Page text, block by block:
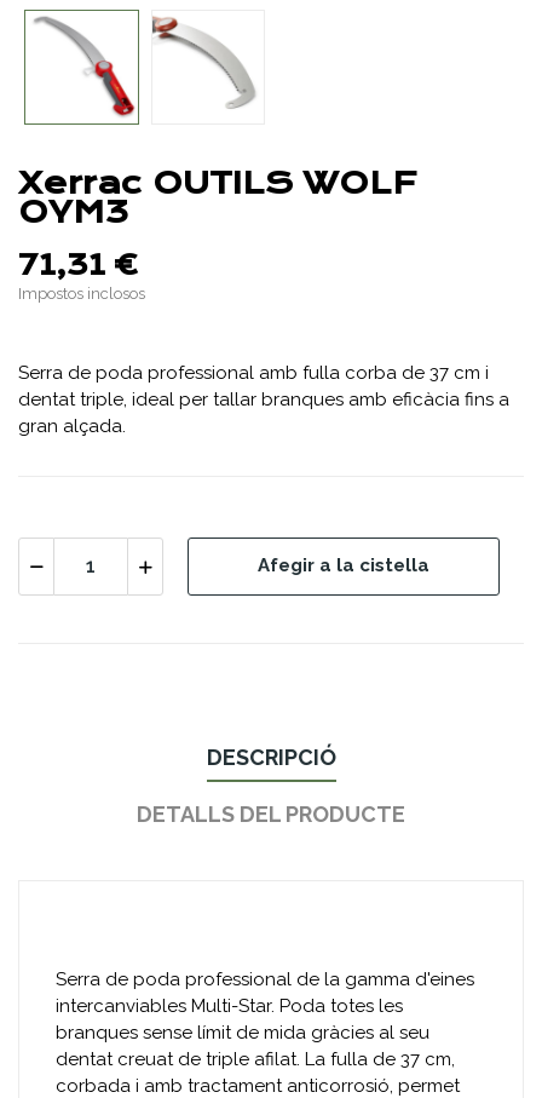
Xerrac OUTILS WOLF
OYM3
71,31 €
Impostos inclosos
Serra de poda professional amb fulla corba de 37 cm i
dentat triple, ideal per tallar branques amb eficàcia fins a
gran alçada.
Afegir a la cistella
DESCRIPCIÓ
DETALLS DEL PRODUCTE
Serra de poda professional de la gamma d'eines
intercanviables Multi-Star. Poda totes les
branques sense límit de mida gràcies al seu
dentat creuat de triple afilat. La fulla de 37 cm,
corbada i amb tractament anticorrosió, permet